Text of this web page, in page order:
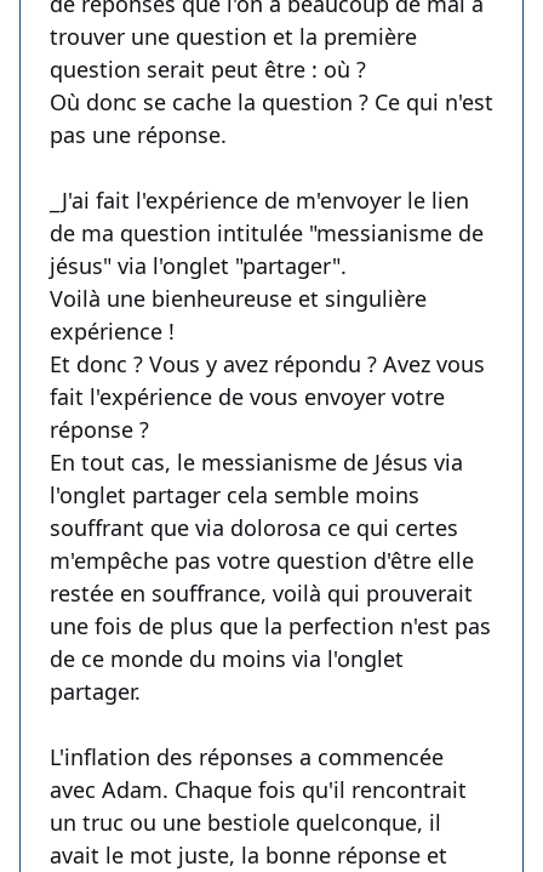
trouver une question et la première
question serait peut être : où ?
Où donc se cache la question ? Ce qui n'est
pas une réponse.
_J'ai fait l'expérience de m'envoyer le lien
de ma question intitulée "messianisme de
jésus" via l'onglet "partager".
Voilà une bienheureuse et singulière
expérience !
Et donc ? Vous y avez répondu ? Avez vous
fait l'expérience de vous envoyer votre
réponse ?
En tout cas, le messianisme de Jésus via
l'onglet partager cela semble moins
souffrant que via dolorosa ce qui certes
m'empêche pas votre question d'être elle
restée en souffrance, voilà qui prouverait
une fois de plus que la perfection n'est pas
de ce monde du moins via l'onglet
partager.
L'inflation des réponses a commencée
avec Adam. Chaque fois qu'il rencontrait
un truc ou une bestiole quelconque, il
avait le mot juste, la bonne réponse et